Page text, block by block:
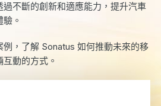
不斷的創新和適應能力，提升汽車
。
，了解 Sonatus 如何推動未來的移
動的方式。